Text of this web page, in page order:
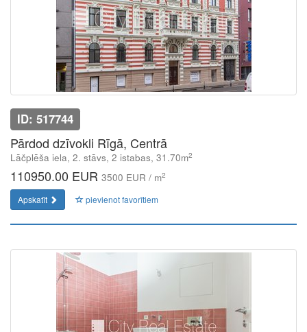
ID: 517744
Pārdod dzīvokli Rīgā, Centrā
Lāčplēša iela, 2. stāvs, 2 istabas, 31.70m2
110950.00 EUR 3500 EUR / m2
Apskatīt pievienot favorītiem